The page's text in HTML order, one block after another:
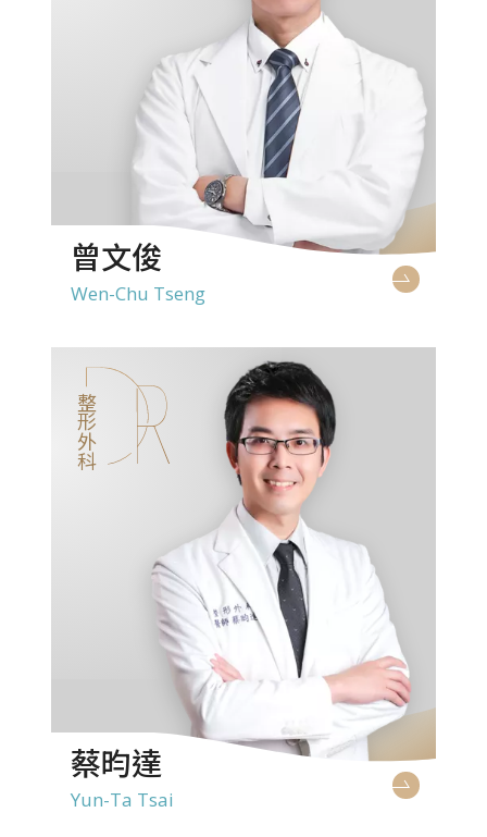
曾文俊
Wen-Chu Tseng
整形外科
蔡昀達
Yun-Ta Tsai